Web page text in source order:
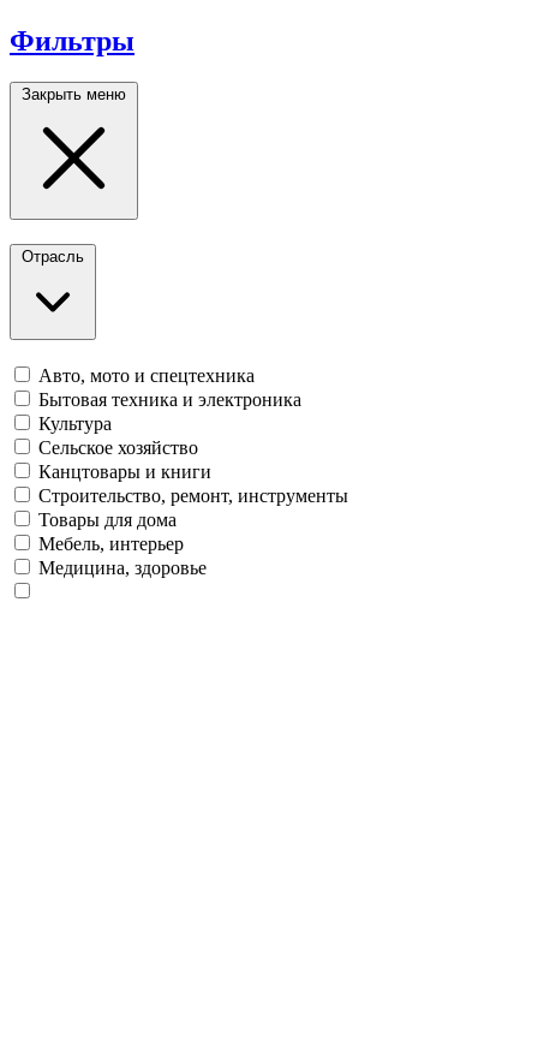
Фильтры
Закрыть меню
Отрасль
Авто, мото и спецтехника
Бытовая техника и электроника
Культура
Сельское хозяйство
Канцтовары и книги
Строительство, ремонт, инструменты
Товары для дома
Мебель, интерьер
Медицина, здоровье